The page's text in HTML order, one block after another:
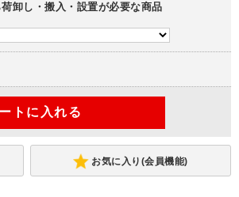
卸し・搬入・設置が必要な商品
お気に入り(会員機能)